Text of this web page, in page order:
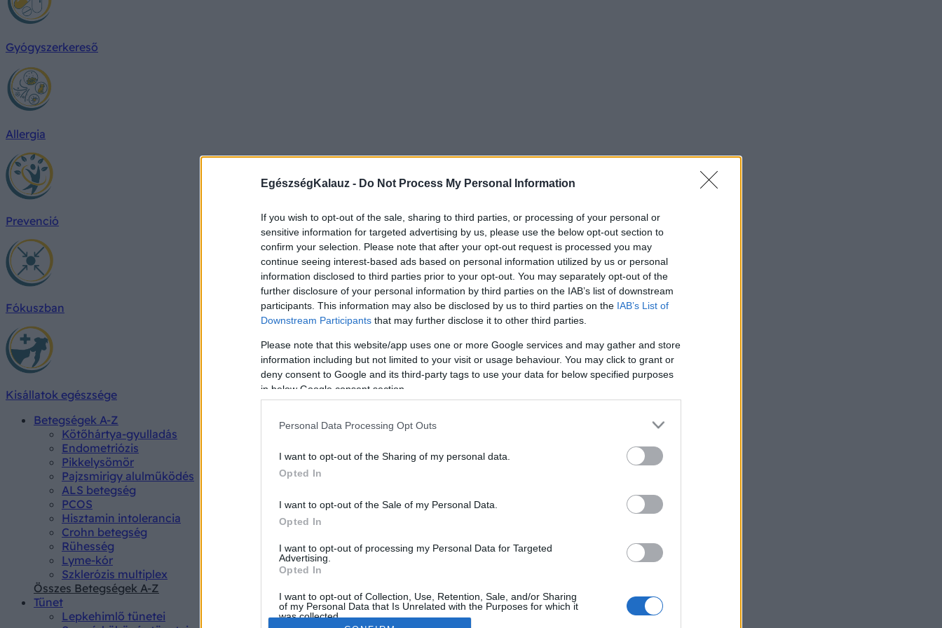
EgészségKalauz - Do Not Process My Personal Information
If you wish to opt-out of the sale, sharing to third parties, or processing of your personal or
sensitive information for targeted advertising by us, please use the below opt-out section to
confirm your selection. Please note that after your opt-out request is processed you may
continue seeing interest-based ads based on personal information utilized by us or personal
information disclosed to third parties prior to your opt-out. You may separately opt-out of the
further disclosure of your personal information by third parties on the IAB’s list of downstream
participants. This information may also be disclosed by us to third parties on the IAB’s List of
Downstream Participants that may further disclose it to other third parties.
Please note that this website/app uses one or more Google services and may gather and store
information including but not limited to your visit or usage behaviour. You may click to grant or
deny consent to Google and its third-party tags to use your data for below specified purposes
in below Google consent section.
Personal Data Processing Opt Outs
I want to opt-out of the Sharing of my personal data.
Opted In
I want to opt-out of the Sale of my Personal Data.
Opted In
I want to opt-out of processing my Personal Data for Targeted
Advertising.
Opted In
I want to opt-out of Collection, Use, Retention, Sale, and/or Sharing
of my Personal Data that Is Unrelated with the Purposes for which it
was collected.
Gyógyszerkereső
Allergia
Prevenció
Fókuszban
Kisállatok egészsége
Betegségek A-Z
Kötőhártya-gyulladás
Endometriózis
Pikkelysömör
Pajzsmirigy alulműködés
ALS betegség
PCOS
Hisztamin intolerancia
Crohn betegség
Rühesség
Lyme-kór
Szklerózis multiplex
Összes Betegségek A-Z
Tünet
Lepkehimlő tünetei